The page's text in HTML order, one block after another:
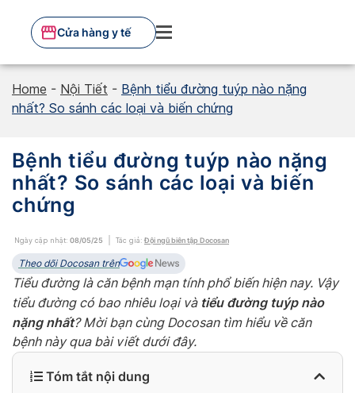
content
Cửa hàng y tế
Home - Nội Tiết - Bệnh tiểu đường tuýp nào nặng
nhất? So sánh các loại và biến chứng
Bệnh tiểu đường tuýp nào nặng
nhất? So sánh các loại và biến
chứng
Ngày cập nhật: 08/05/25 Tác giả: Đội ngũ biên tập Docosan
Theo dõi Docosan trên
Tiểu đường là căn bệnh mạn tính phổ biến hiện nay. Vậy
tiểu đường có bao nhiêu loại và tiểu đường tuýp nào
nặng nhất? Mời bạn cùng Docosan tìm hiểu về căn
bệnh này qua bài viết dưới đây.
Tóm tắt nội dung